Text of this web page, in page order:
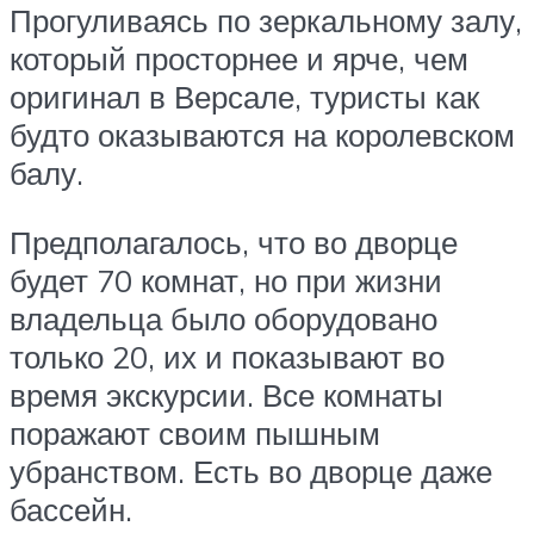
Прогуливаясь по зеркальному залу,
который просторнее и ярче, чем
оригинал в Версале, туристы как
будто оказываются на королевском
балу.
Предполагалось, что во дворце
будет 70 комнат, но при жизни
владельца было оборудовано
только 20, их и показывают во
время экскурсии. Все комнаты
поражают своим пышным
убранством. Есть во дворце даже
бассейн.